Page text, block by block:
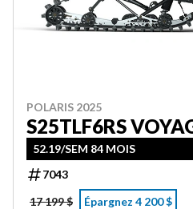
POLARIS 2025
S25TLF6RS
52.19/SEM 84 MOIS
7043
17 199 $
Épargnez 4 200 $